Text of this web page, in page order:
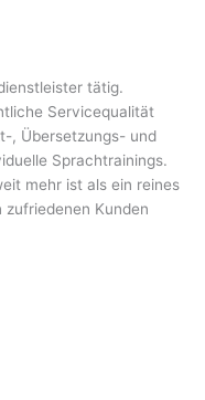
tätig.
Servicequalität
, Übersetzungs- und
Sprachtrainings.
mehr ist als ein reines
Kunden